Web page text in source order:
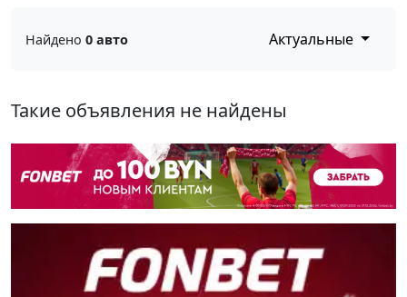
Найдено 0 авто Актуальные
Такие объявления не найдены